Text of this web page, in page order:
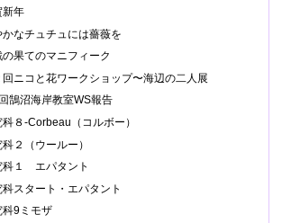
新年
なチュチュには薔薇を
果てのマニフィーク
ニコと花ワークショップ〜海辺の二人展
鵠沼海岸教室WS報告
８-Corbeau（コルボー）
２（ウールー）
科１ エパタント
スタート・エパタント
科9ミモザ